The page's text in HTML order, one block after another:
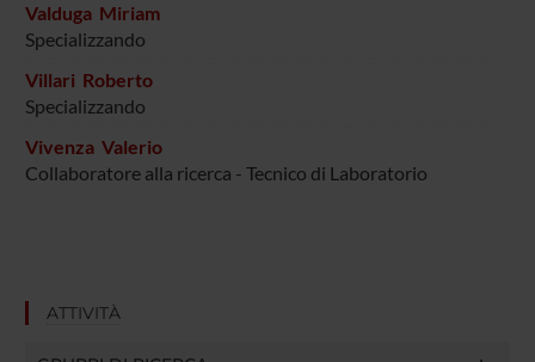
Valduga Miriam
Specializzando
Villari Roberto
Specializzando
Vivenza Valerio
Collaboratore alla ricerca - Tecnico di Laboratorio
ATTIVITÀ